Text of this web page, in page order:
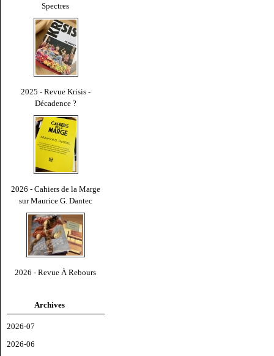
Spectres
2025 - Revue Krisis -
Décadence ?
2026 - Cahiers de la Marge
sur Maurice G. Dantec
2026 - Revue À Rebours
Archives
2026-07
2026-06